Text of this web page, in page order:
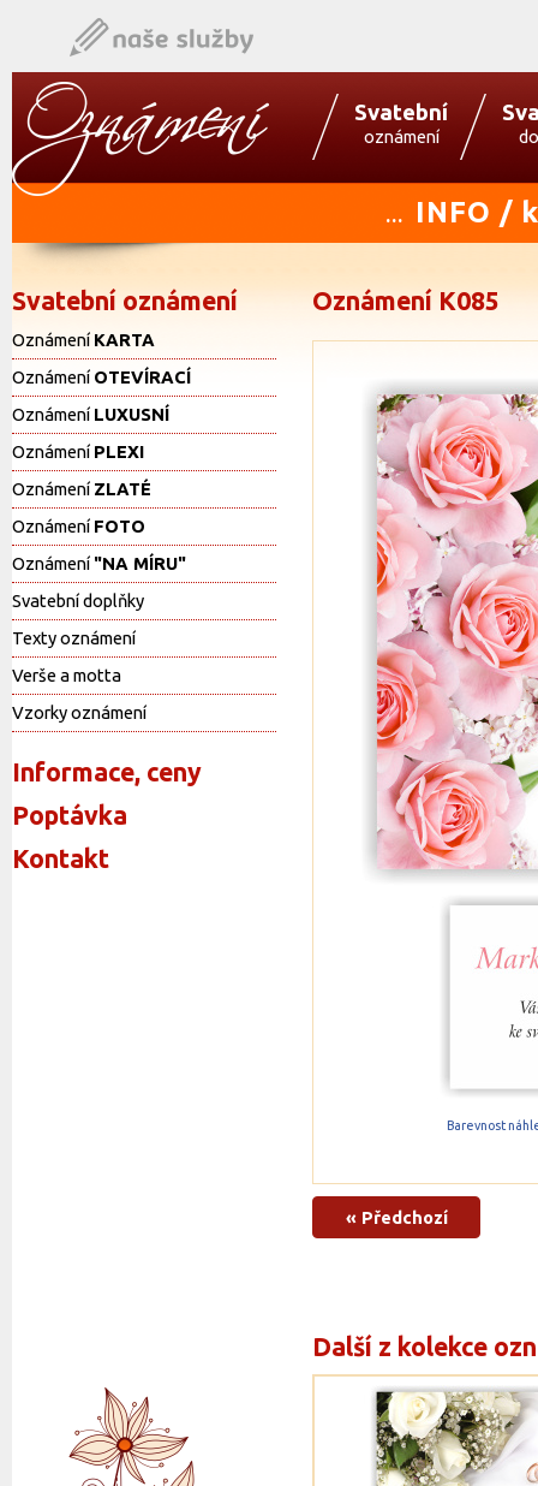
Svatební
oznámení
... INFO /
Svatební oznámení
Oznámení KARTA
Oznámení OTEVÍRACÍ
Oznámení LUXUSNÍ
Oznámení PLEXI
Oznámení ZLATÉ
Oznámení FOTO
Oznámení "NA MÍRU"
Svatební doplňky
Texty oznámení
Verše a motta
Vzorky oznámení
Informace, ceny
Poptávka
Kontakt
Oznámení K085
Barevnost
« Předchozí
Další z kolekce